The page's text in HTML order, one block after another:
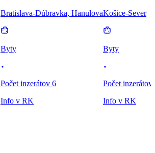
Bratislava-Dúbravka, Hanulova
Byty
Počet inzerátov 6
Info v RK
Košice-Sever
Byty
Počet inzerátov
Info v RK